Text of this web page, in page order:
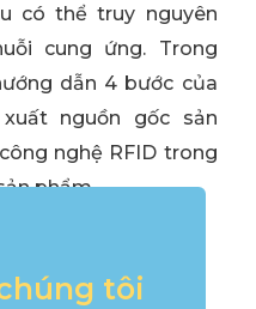
có thể truy nguyên
cung ứng. Trong
dẫn 4 bước của
nguồn gốc sản
nghệ RFID trong
phẩm.
tôi